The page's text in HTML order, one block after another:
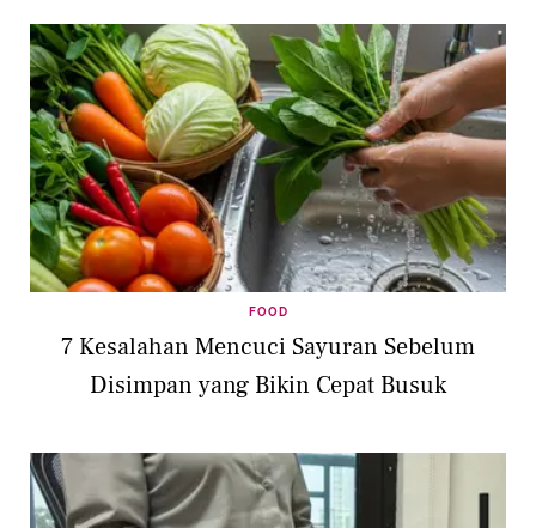
FOOD
7 Kesalahan Mencuci Sayuran Sebelum
Disimpan yang Bikin Cepat Busuk